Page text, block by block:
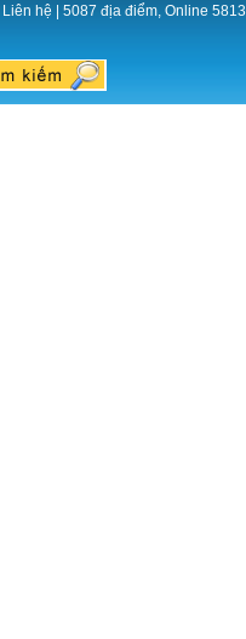
Liên hệ 5087 địa điểm, Online 5813